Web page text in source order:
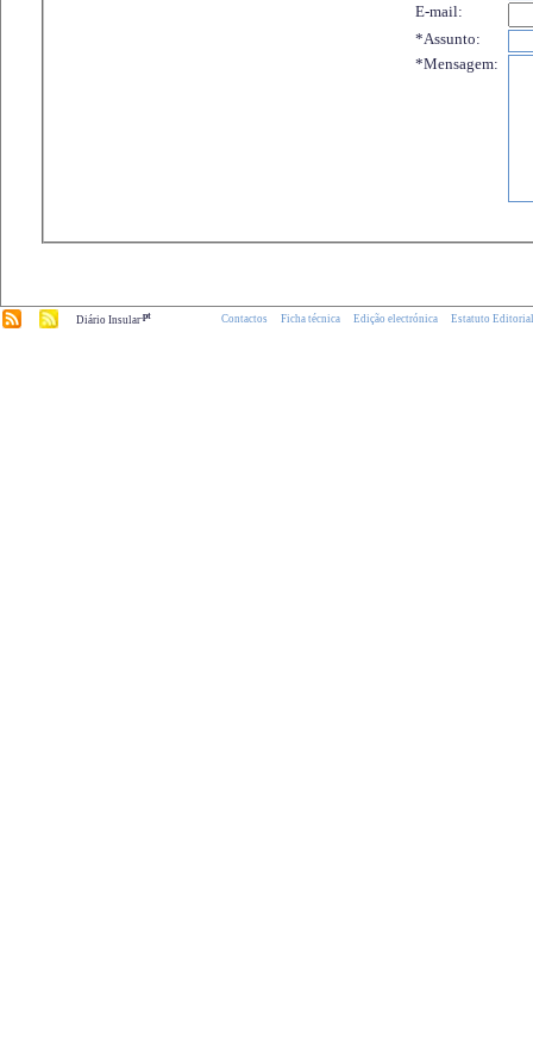
E-mail:
*Assunto:
*Mensagem:
Diário Insular.pt Contactos Ficha técnica Edição electrónica Estatuto Editorial